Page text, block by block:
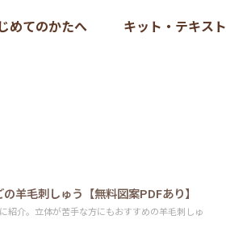
めてのかたへ キット・テキスト
羊毛刺しゅう【無料図案PDFあり】
紹介。立体が苦手な方にもおすすめの羊毛刺しゅ